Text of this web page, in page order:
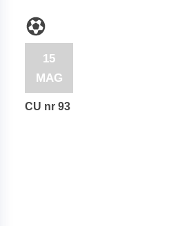
15
MAG
CU nr 93